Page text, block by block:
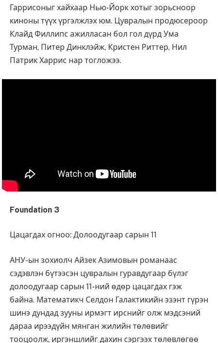
Гаррисоныг хайхаар Нью-Йорк хотыг зорьсноор
киноны түүх үргэлжлэх юм. Цувралын продюсероор
Клайд Филлипс ажилласан бол гол дүрд Ума
Турман, Питер Динклэйж, Кристен Риттер, Нил
Патрик Харрис нар тогложээ.
Foundation 3
Цацагдах огноо: Долоодугаар сарын 11
АНУ-ын зохиолч Айзек Азимовын романаас
сэдэвлэн бүтээсэн цувралын гуравдугаар бүлэг
долоодугаар сарын 11-ний өдөр цацагдах гэж
байна. Математикч Селдон Галактикийн эзэнт гүрэн
шинэ дундад зууны ирмэгт ирснийг олж мэдсэний
дараа ирээдүйн мянган жилийн төлөвийг
тооцоолж, иргэншлийг дахин сэргээх төлөвлөгөө